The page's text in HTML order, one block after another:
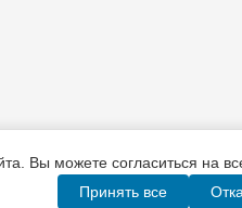
можете согласиться на
Принять все